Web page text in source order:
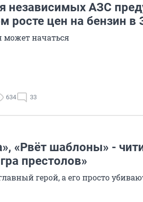
независимых АЗС
росте цен на бензин в
начаться
634 33
«Рвёт шаблоны» -
престолов»
герой, а его просто